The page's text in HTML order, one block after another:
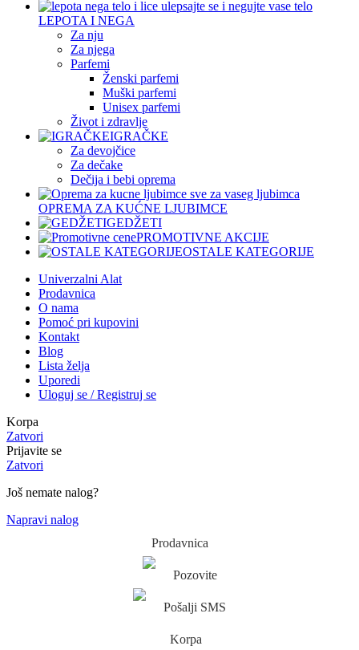
LEPOTA I NEGA
Za nju
Za njega
Parfemi
Ženski parfemi
Muški parfemi
Unisex parfemi
Život i zdravlje
IGRAČKE
Za devojčice
Za dečake
Dečija i bebi oprema
OPREMA ZA KUĆNE LJUBIMCE
GEDŽETI
PROMOTIVNE AKCIJE
OSTALE KATEGORIJE
Univerzalni Alat
Prodavnica
O nama
Pomoć pri kupovini
Kontakt
Blog
Lista želja
Uporedi
Uloguj se / Registruj se
Korpa
Zatvori
Prijavite se
Zatvori
Još nemate nalog?
Napravi nalog
Prodavnica
Pozovite
Pošalji SMS
Korpa